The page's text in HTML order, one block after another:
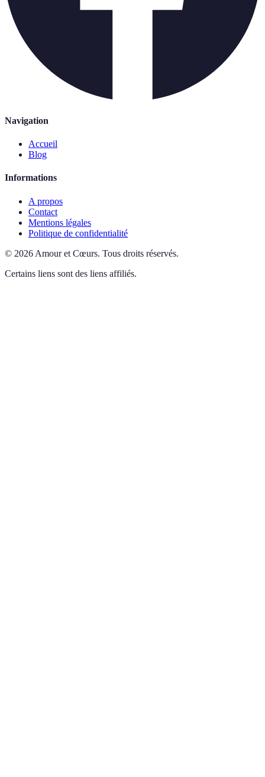
Navigation
Accueil
Blog
Informations
A propos
Contact
Mentions légales
Politique de confidentialité
© 2026 Amour et Cœurs. Tous droits réservés.
Certains liens sont des liens affiliés.